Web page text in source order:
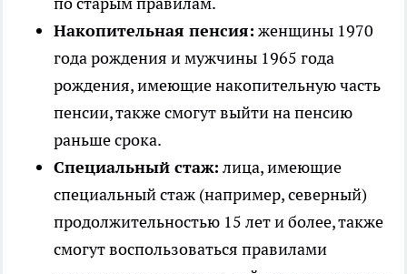
Накопительная пенсия: женщины 1970
года рождения и мужчины 1965 года
рождения, имеющие накопительную часть
пенсии, также смогут выйти на пенсию
раньше срока.
Специальный стаж: лица, имеющие
специальный стаж (например, северный)
продолжительностью 15 лет и более, также
смогут воспользоваться правилами